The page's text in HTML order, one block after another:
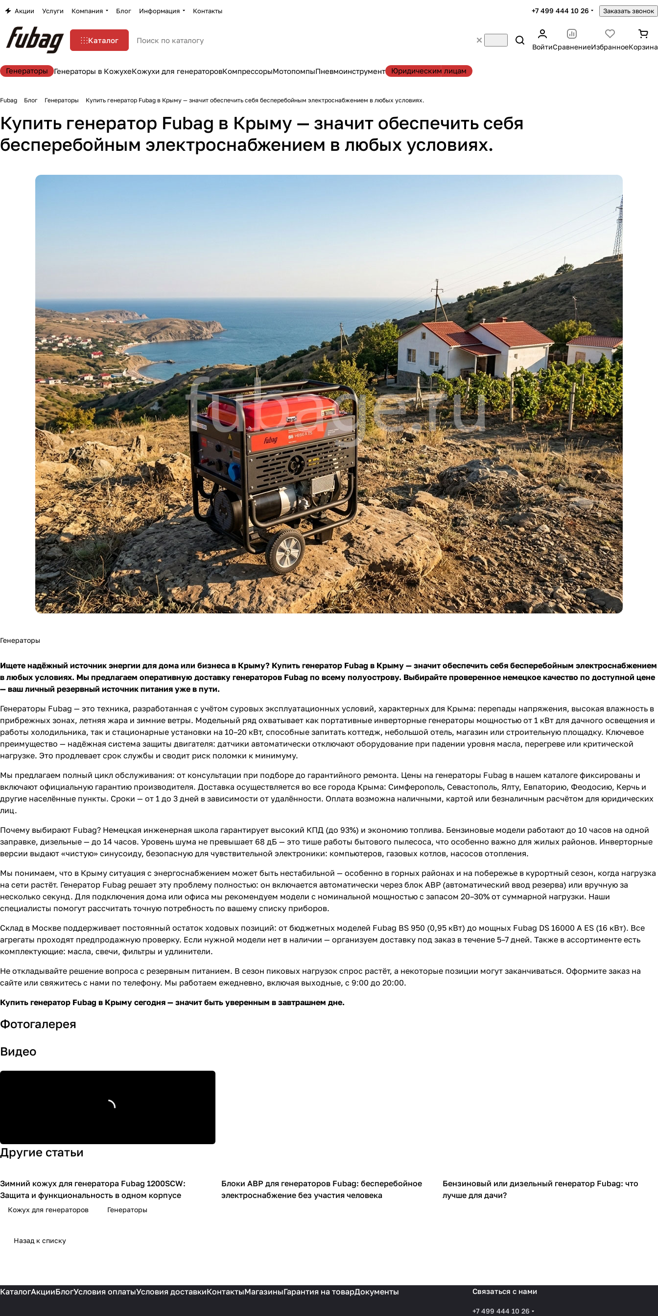
Акции Услуги Компания Блог Информация Контакты +7 499 444 10 26 Заказать звонок
Каталог
ВойтиСравнениеИзбранноеКорзина
Генераторы Генераторы в КожухеКожухи для генераторовКомпрессорыМотопомпыПневмоинструмент Юридическим лицам
Fubag Блог Генераторы Купить генератор Fubag в Крыму — значит обеспечить себя бесперебойным электроснабжением в любых условиях.
Купить генератор Fubag в Крыму — значит обеспечить себя
бесперебойным электроснабжением в любых условиях.
Генераторы
Ищете надёжный источник энергии для дома или бизнеса в Крыму? Купить генератор Fubag в Крыму — значит обеспечить себя бесперебойным электроснабжением
в любых условиях. Мы предлагаем оперативную доставку генераторов Fubag по всему полуострову. Выбирайте проверенное немецкое качество по доступной цене
— ваш личный резервный источник питания уже в пути.
Генераторы Fubag — это техника, разработанная с учётом суровых эксплуатационных условий, характерных для Крыма: перепады напряжения, высокая влажность в
прибрежных зонах, летняя жара и зимние ветры. Модельный ряд охватывает как портативные инверторные генераторы мощностью от 1 кВт для дачного освещения и
работы холодильника, так и стационарные установки на 10–20 кВт, способные запитать коттедж, небольшой отель, магазин или строительную площадку. Ключевое
преимущество — надёжная система защиты двигателя: датчики автоматически отключают оборудование при падении уровня масла, перегреве или критической
нагрузке. Это продлевает срок службы и сводит риск поломки к минимуму.
Мы предлагаем полный цикл обслуживания: от консультации при подборе до гарантийного ремонта. Цены на генераторы Fubag в нашем каталоге фиксированы и
включают официальную гарантию производителя. Доставка осуществляется во все города Крыма: Симферополь, Севастополь, Ялту, Евпаторию, Феодосию, Керчь и
другие населённые пункты. Сроки — от 1 до 3 дней в зависимости от удалённости. Оплата возможна наличными, картой или безналичным расчётом для юридических
лиц.
Почему выбирают Fubag? Немецкая инженерная школа гарантирует высокий КПД (до 93%) и экономию топлива. Бензиновые модели работают до 10 часов на одной
заправке, дизельные — до 14 часов. Уровень шума не превышает 68 дБ — это тише работы бытового пылесоса, что особенно важно для жилых районов. Инверторные
версии выдают «чистую» синусоиду, безопасную для чувствительной электроники: компьютеров, газовых котлов, насосов отопления.
Мы понимаем, что в Крыму ситуация с энергоснабжением может быть нестабильной — особенно в горных районах и на побережье в курортный сезон, когда нагрузка
на сети растёт. Генератор Fubag решает эту проблему полностью: он включается автоматически через блок АВР (автоматический ввод резерва) или вручную за
несколько секунд. Для подключения дома или офиса мы рекомендуем модели с номинальной мощностью с запасом 20–30% от суммарной нагрузки. Наши
специалисты помогут рассчитать точную потребность по вашему списку приборов.
Склад в Москве поддерживает постоянный остаток ходовых позиций: от бюджетных моделей Fubag BS 950 (0,95 кВт) до мощных Fubag DS 16000 A ES (16 кВт). Все
агрегаты проходят предпродажную проверку. Если нужной модели нет в наличии — организуем доставку под заказ в течение 5–7 дней. Также в ассортименте есть
комплектующие: масла, свечи, фильтры и удлинители.
Не откладывайте решение вопроса с резервным питанием. В сезон пиковых нагрузок спрос растёт, а некоторые позиции могут заканчиваться. Оформите заказ на
сайте или свяжитесь с нами по телефону. Мы работаем ежедневно, включая выходные, с 9:00 до 20:00.
Купить генератор Fubag в Крыму сегодня — значит быть уверенным в завтрашнем дне.
Фотогалерея
Видео
Другие статьи
Кожухи для генераторов
Зимний кожух для генератора Fubag 1200SCW:
Защита и функциональность в одном корпусе
Генераторы
Блоки АВР для генераторов Fubag: бесперебойное
электроснабжение без участия человека
Генераторы
Бензиновый или дизельный генератор Fubag: что
лучше для дачи?
Кожух для генераторов Генераторы
Назад к списку
КаталогАкцииБлогУсловия оплатыУсловия доставкиКонтактыМагазиныГарантия на товарДокументы Связаться с нами
+7 499 444 10 26